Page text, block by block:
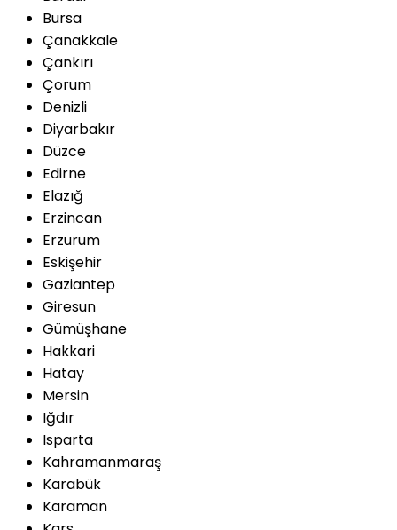
Bursa
Çanakkale
Çankırı
Çorum
Denizli
Diyarbakır
Düzce
Edirne
Elazığ
Erzincan
Erzurum
Eskişehir
Gaziantep
Giresun
Gümüşhane
Hakkari
Hatay
Mersin
Iğdır
Isparta
Kahramanmaraş
Karabük
Karaman